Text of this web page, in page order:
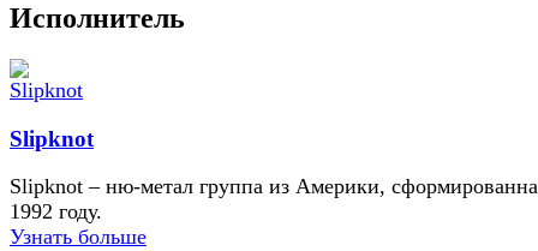
Исполнитель
Slipknot
Slipknot – ню-метал группа из Америки,
1992 году.
Узнать больше